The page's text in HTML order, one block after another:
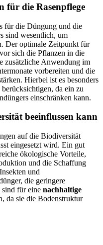
für die Rasenpflege
für die Düngung und die
sind wesentlich, um
Der optimale Zeitpunkt für
sich die Pflanzen in die
zusätzliche Anwendung im
vorbereiten und die
Hierbei ist es besonders
da ein zu
einschränken kann.
beeinflussen kann
auf die Biodiversität
eingesetzt wird. Ein gut
ökologische Vorteile,
und die Schaffung
und
die geringere
sind für eine nachhaltige
da sie die Bodenstruktur